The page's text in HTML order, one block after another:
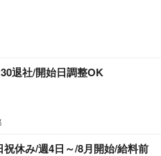
退社/開始日調整OK
休み/週4日～/8月開始/給料前